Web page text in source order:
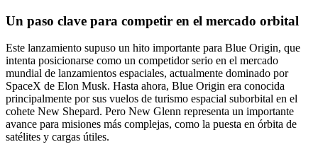
Un paso clave para competir en el mercado orbital
Este lanzamiento supuso un hito importante para Blue Origin, que
intenta posicionarse como un competidor serio en el mercado
mundial de lanzamientos espaciales, actualmente dominado por
SpaceX de Elon Musk. Hasta ahora, Blue Origin era conocida
principalmente por sus vuelos de turismo espacial suborbital en el
cohete New Shepard. Pero New Glenn representa un importante
avance para misiones más complejas, como la puesta en órbita de
satélites y cargas útiles.